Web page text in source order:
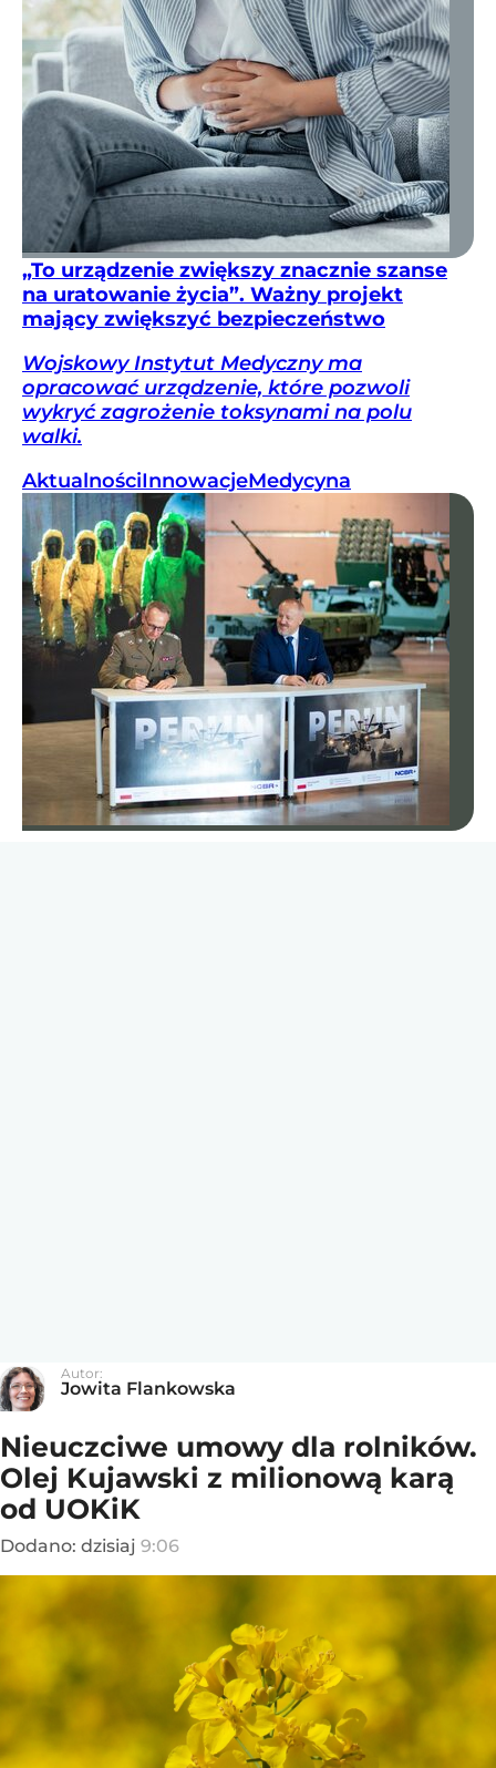
„To urządzenie zwiększy znacznie szanse
na uratowanie życia”. Ważny projekt
mający zwiększyć bezpieczeństwo
Wojskowy Instytut Medyczny ma
opracować urządzenie, które pozwoli
wykryć zagrożenie toksynami na polu
walki.
AktualnościInnowacjeMedycyna
Autor:
Jowita Flankowska
Nieuczciwe umowy dla rolników.
Olej Kujawski z milionową karą
od UOKiK
Dodano: dzisiaj 9:06